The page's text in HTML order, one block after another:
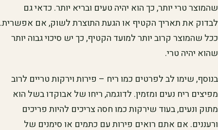
שהמוצר טרי יותר, כך הוא יהיה טעים ובריא יותר. כדאי גם
לבדוק את תאריך הקטיף או הגעת התוצרת לשוק, אם אפשרית.
ככל שהמוצר קרוב יותר למועד הקטיף, כך יש סיכוי גבוה יותר
שהוא יהיה טרי.
בנוסף, שימו לב לפרטים כמו ריח – פירות וירקות טריים לרוב
מפיצים ריח נעים ומזמין. לדוגמה, ריחו של אבוקדו בשל הוא
מתוק ונעים, בעוד שירקות כמו חסה צריכים להיות פריכים
ורעננים. אם אתם רואים פירות עם כתמים או סימנים של